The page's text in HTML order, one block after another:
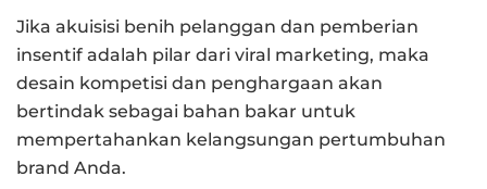
Jika akuisisi benih pelanggan dan pemberian
insentif adalah pilar dari viral marketing, maka
desain kompetisi dan penghargaan akan
bertindak sebagai bahan bakar untuk
mempertahankan kelangsungan pertumbuhan
brand Anda.